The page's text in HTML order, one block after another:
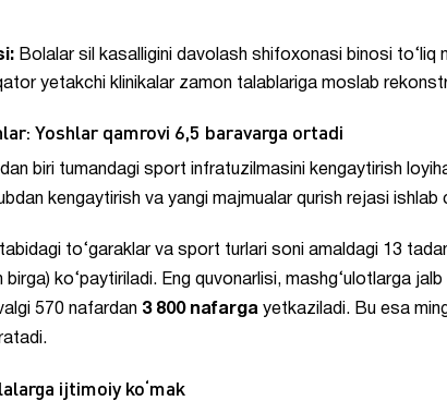
Bolalar sil kasalligini davolash shifoxonasi binosi to‘liq
yetakchi klinikalar zamon talablariga moslab
Yoshlar qamrovi 6,5 baravarga ortadi
biri tumandagi sport infratuzilmasini kengaytirish
kengaytirish va yangi majmualar qurish rejasi ishlab
to‘garaklar va sport turlari soni amaldagi 13
ko‘paytiriladi. Eng quvonarlisi, mashg‘ulotlarga
570 nafardan 3 800 nafarga yetkaziladi. Bu esa
ijtimoiy ko‘mak